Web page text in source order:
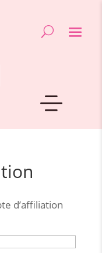
d’affiliation